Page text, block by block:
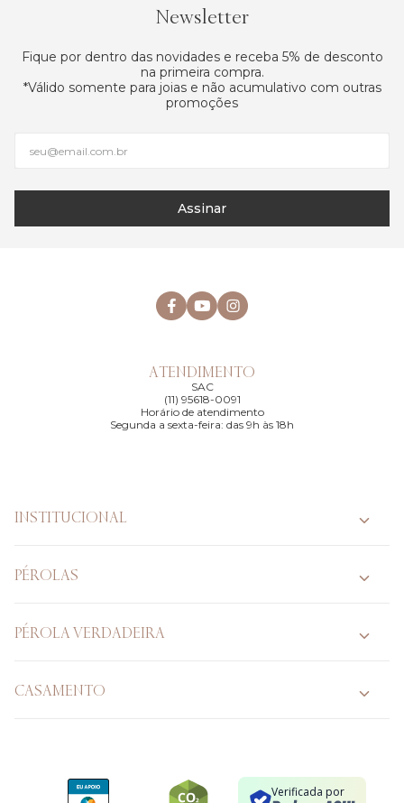
Newsletter
Fique por dentro das novidades e receba 5% de desconto
na primeira compra.
*Válido somente para joias e não acumulativo com outras
promoções
Assinar
ATENDIMENTO
SAC
(11) 95618-0091
Horário de atendimento
Segunda a sexta-feira: das 9h às 18h
INSTITUCIONAL
PÉROLAS
PÉROLA VERDADEIRA
CASAMENTO
Verificada por